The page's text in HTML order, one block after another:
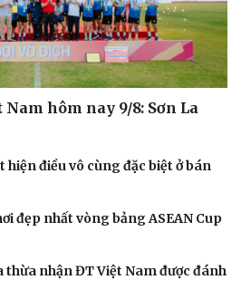
Nam hôm nay 9/8: Sơn La
hiện điều vô cùng đặc biệt ở bán
đẹp nhất vòng bảng ASEAN Cup
thừa nhận ĐT Việt Nam được đánh